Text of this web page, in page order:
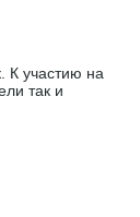
К участию на
так и